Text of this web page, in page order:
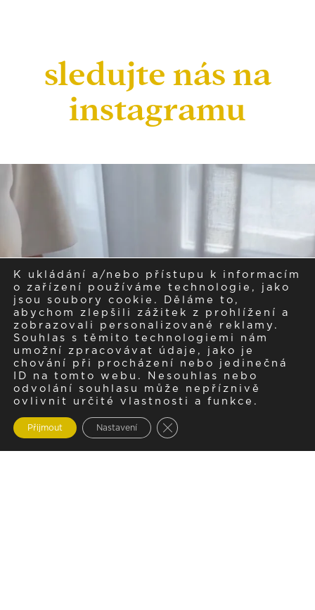
sledujte nás na
instagramu
K ukládání a/nebo přístupu k informacím
o zařízení používáme technologie, jako
jsou soubory cookie. Děláme to,
abychom zlepšili zážitek z prohlížení a
zobrazovali personalizované reklamy.
Souhlas s těmito technologiemi nám
umožní zpracovávat údaje, jako je
chování při procházení nebo jedinečná
ID na tomto webu. Nesouhlas nebo
odvolání souhlasu může nepříznivě
ovlivnit určité vlastnosti a funkce.
Přijmout Nastavení Zavřít cookie lištu GDPR